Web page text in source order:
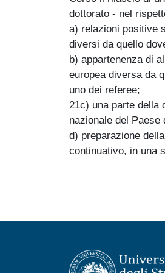
dottorato - nel
a) relazioni positive
diversi da quello
b) appartenenza di
europea diversa da
uno dei referee;
21c) una parte della
nazionale del
d) preparazione
continuativo, in una